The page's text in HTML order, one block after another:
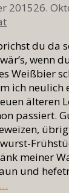
201526.
du da
wenn
Weißbier
ich neulich
älteren
passiert.
meiner
und